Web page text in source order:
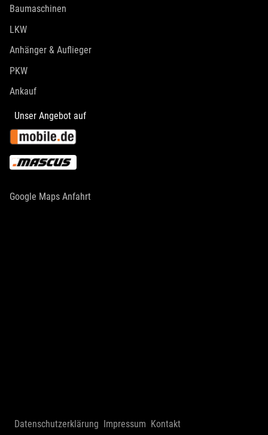
Baumaschinen
LKW
Anhänger & Auflieger
PKW
Ankauf
Unser Angebot auf
Google Maps Anfahrt
Datenschutzerklärung Impressum Kontakt